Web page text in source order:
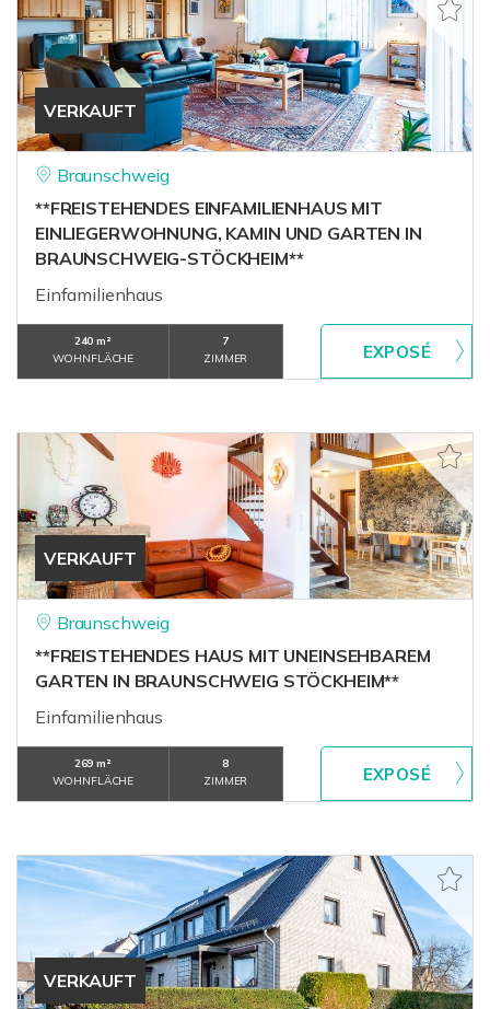
VERKAUFT
Braunschweig
**FREISTEHENDES EINFAMILIENHAUS MIT
EINLIEGERWOHNUNG, KAMIN UND GARTEN IN
BRAUNSCHWEIG-STÖCKHEIM**
Einfamilienhaus
240 m²
WOHNFLÄCHE
7
ZIMMER
VERKAUFT
Braunschweig
**FREISTEHENDES HAUS MIT UNEINSEHBAREM
GARTEN IN BRAUNSCHWEIG STÖCKHEIM**
Einfamilienhaus
269 m²
WOHNFLÄCHE
8
ZIMMER
VERKAUFT